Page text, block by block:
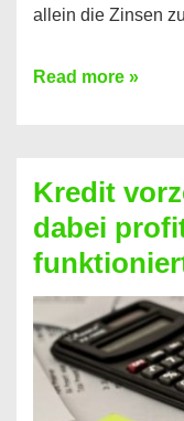
allein die Zinsen
Ganz
Kredit
berechnen
–
Mit
diesen
Regeln!
Read more »
Kredit
dabei